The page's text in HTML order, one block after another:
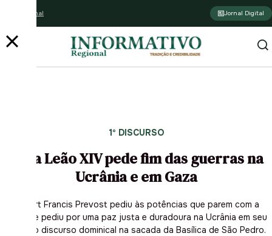
Assine o jornal Jornal Digital
1º DISCURSO
Papa Leão XIV pede fim das guerras na
Ucrânia e em Gaza
Robert Francis Prevost pediu às potências que parem com a
guerra e pediu por uma paz justa e duradoura na Ucrânia em seu
primeiro discurso dominical na sacada da Basílica de São Pedro.